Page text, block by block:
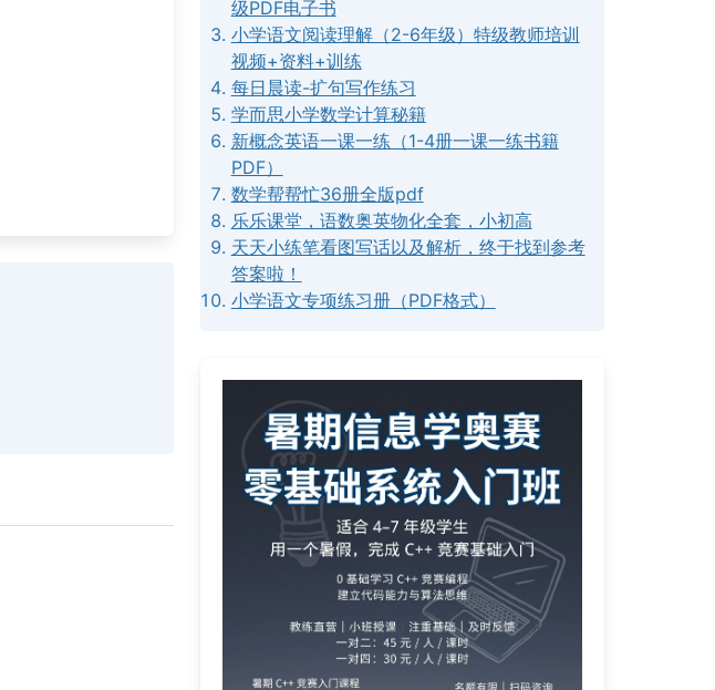
级PDF电子书
小学语文阅读理解（2-6年级）特级教师培训
视频+资料+训练
每日晨读-扩句写作练习
学而思小学数学计算秘籍
新概念英语一课一练（1-4册一课一练书籍
PDF）
数学帮帮忙36册全版pdf
乐乐课堂，语数奥英物化全套，小初高
天天小练笔看图写话以及解析，终于找到参考
答案啦！
小学语文专项练习册（PDF格式）